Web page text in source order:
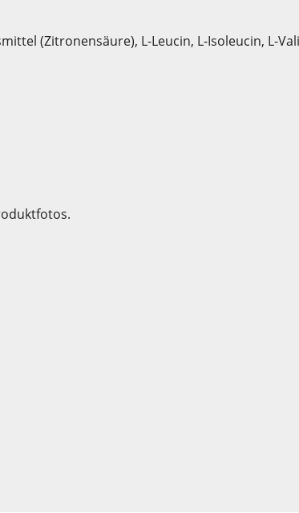
(Zitronensäure), L-Leucin, L-Isoleucin, L-